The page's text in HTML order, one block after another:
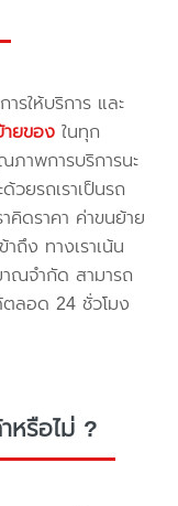
รให้บริการ และ
ายของ ในทุก
ภาพการบริการนะ
ด้วยรถเราเป็นรถ
คิดราคา ค่าขนย้าย
ถึง ทางเราเน้น
ณจำกัด สามารถ
ตลอด 24 ชั่วโมง
หรือไม่ ?